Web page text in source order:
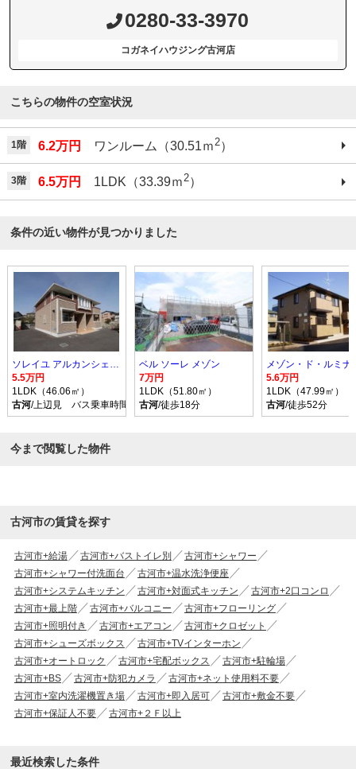
0280-33-3970
コガネイハウジング古河店
こちらの物件の空室状況
1階 6.2万円 ワンルーム（30.51ｍ2）
3階 6.5万円 1LDK（33.39ｍ2）
条件の近い物件が見つかりました
5.5万円
1LDK（46.06㎡）
古河/上辺見 バス乗車時間10分 停歩9分
ベル ソーレ メゾン
7万円
1LDK（51.80㎡）
古河/徒歩18分
メゾン・ド・ルミナ
5.6万円
1LDK（47.99㎡）
古河/徒歩52分
今まで閲覧した物件
古河市の賃貸を探す
古河市+給湯 古河市+バストイレ別
古河市+シャワー
古河市+シャワー付洗面台
古河市+温水洗浄便座
古河市+システムキッチン
古河市+対面式キッチン
古河市+2口コンロ
古河市+最上階
古河市+バルコニー
古河市+フローリング
古河市+照明付き
古河市+エアコン
古河市+クロゼット
古河市+シューズボックス
古河市+TVインターホン
古河市+オートロック
古河市+宅配ボックス
古河市+駐輪場
古河市+BS
古河市+防犯カメラ
古河市+ネット使用料不要
古河市+室内洗濯機置き場
古河市+即入居可
古河市+敷金不要
古河市+保証人不要
古河市+２Ｆ以上
最近検索した条件